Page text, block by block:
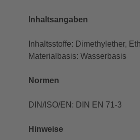
Inhaltsangaben
Inhaltsstoffe: Dimethylether,
Materialbasis: Wasserbasis
Normen
DIN/ISO/EN: DIN EN 71-3
Hinweise